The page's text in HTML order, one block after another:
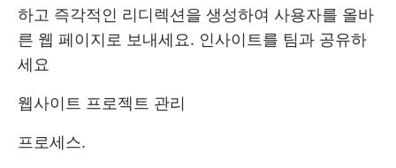
하고 즉각적인 리디렉션을 생성하여 사용자를 올바
른 웹 페이지로 보내세요. 인사이트를 팀과 공유하
세요
웹사이트 프로젝트 관리
프로세스.